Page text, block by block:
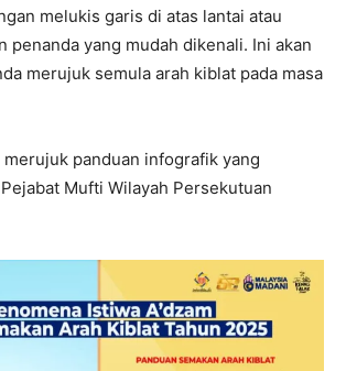
melukis garis di atas lantai atau
penanda yang mudah dikenali. Ini akan
merujuk semula arah kiblat pada masa
panduan infografik yang
Mufti Wilayah Persekutuan